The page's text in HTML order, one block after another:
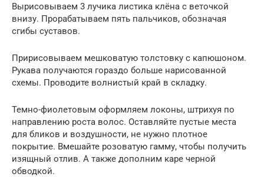
Вырисовываем 3 лучика листика клёна с веточкой
внизу. Прорабатываем пять пальчиков, обозначая
сгибы суставов.
Пририсовываем мешковатую толстовку с капюшоном.
Рукава получаются гораздо больше нарисованной
схемы. Проводите волнистый край в складку.
Темно-фиолетовым оформляем локоны, штрихуя по
направлению роста волос. Оставляйте пустые места
для бликов и воздушности, не нужно плотное
покрытие. Вмешайте розоватую гамму, чтобы получить
изящный отлив. А также дополним каре черной
обводкой.